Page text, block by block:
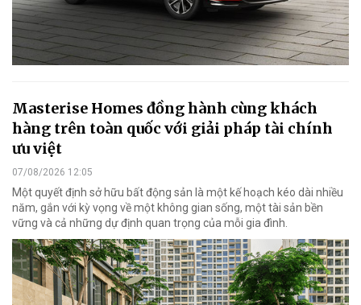
Masterise Homes đồng hành cùng khách
hàng trên toàn quốc với giải pháp tài chính
ưu việt
07/08/2026 12:05
Một quyết định sở hữu bất động sản là một kế hoạch kéo dài nhiều
năm, gắn với kỳ vọng về một không gian sống, một tài sản bền
vững và cả những dự định quan trọng của mỗi gia đình.